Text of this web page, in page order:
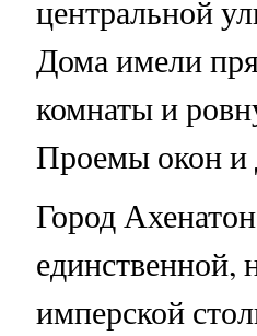
центральной
Дома имели
комнаты и
Проемы окон и
Город
единственной,
имперской